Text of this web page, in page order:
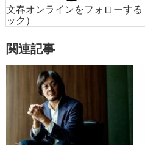
文春オンラインをフォローする
ック）
関連記事